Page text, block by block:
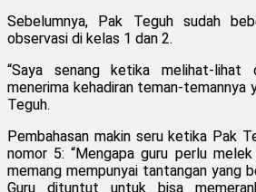
Sebelumnya, Pak Teguh sudah
observasi di kelas 1 dan 2.
“Saya senang ketika melihat-lihat
menerima kehadiran teman-temannya
Teguh.
Pembahasan makin seru ketika Pak
nomor 5: “Mengapa guru perlu
memang mempunyai tantangan yang
Guru dituntut untuk bisa